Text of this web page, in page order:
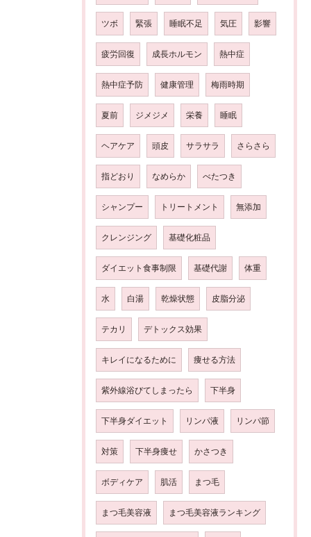
ツボ 緊張 睡眠不足 気圧 影響
疲労回復 成長ホルモン 熱中症
熱中症予防 健康管理 梅雨時期
夏前 ジメジメ 栄養 睡眠
ヘアケア 頭皮 サラサラ さらさら
指どおり なめらか べたつき
シャンプー トリートメント 無添加
クレンジング 基礎化粧品
ダイエット食事制限 基礎代謝 体重
水 白湯 乾燥状態 皮脂分泌
テカリ デトックス効果
キレイになるために 痩せる方法
紫外線浴びてしまったら 下半身
下半身ダイエット リンパ液 リンパ節
対策 下半身痩せ かさつき
ボディケア 肌活 まつ毛
まつ毛美容液 まつ毛美容液ランキング